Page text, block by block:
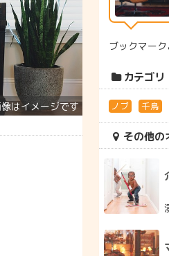
ブックマーク
カテゴリ
ノブ 千鳥
その他の